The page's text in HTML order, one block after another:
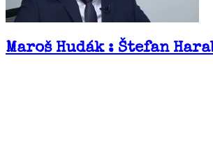
Maroš Hudák : Štefan